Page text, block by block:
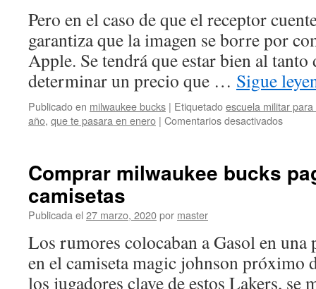
Pero en el caso de que el receptor
garantiza que la imagen se borre por
Apple. Se tendrá que estar bien al tanto
determinar un precio que … Sigue
Publicado en milwaukee bucks | Etiquetadoescuela militar
año, que te pasara en enero | Comentarios desactivadosen
para
Comprar milwaukee bucks
camisetas
Publicada el 27 marzo, 2020por master
Los rumores colocaban a Gasol en
en el camiseta magic johnson próximo
los jugadores clave de estos Lakers, se